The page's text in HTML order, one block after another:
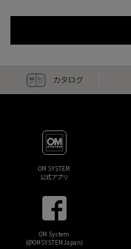
カタログ
OM SYSTEM
公式アプリ
OM System
(@OMSYSTEMJapan)